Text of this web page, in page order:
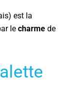
est la
le charme de